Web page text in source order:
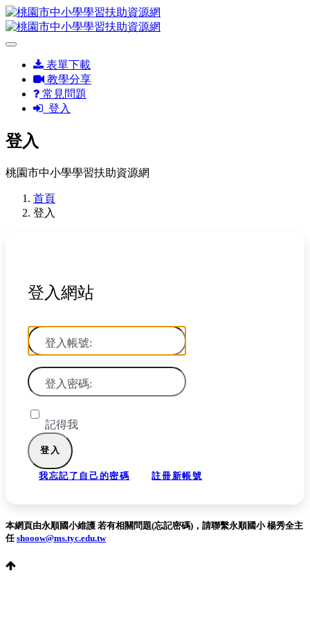
表單下載
教學分享
常見問題
登入
登入
桃園市中小學學習扶助資源網
首頁
登入
登入網站
登入帳號:
登入密碼:
記得我
我忘記了自己的密碼 註冊新帳號
本網頁由永順國小維護 若有相關問題(忘記密碼)，請聯繫永順國小 楊秀全主
任shooow@ms.tyc.edu.tw